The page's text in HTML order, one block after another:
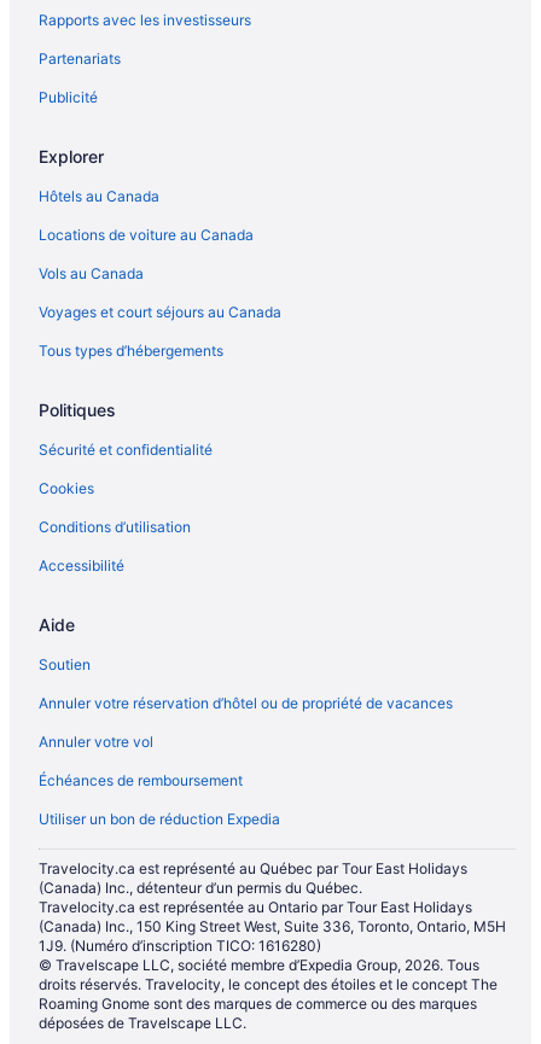
Rapports avec les investisseurs
Partenariats
Publicité
Explorer
Hôtels au Canada
Locations de voiture au Canada
Vols au Canada
Voyages et court séjours au Canada
Tous types d’hébergements
Politiques
Sécurité et confidentialité
Cookies
Conditions d’utilisation
Accessibilité
Aide
Soutien
Annuler votre réservation d’hôtel ou de propriété de vacances
Annuler votre vol
Échéances de remboursement
Utiliser un bon de réduction Expedia
Travelocity.ca est représenté au Québec par Tour East Holidays
(Canada) Inc., détenteur d’un permis du Québec.
Travelocity.ca est représentée au Ontario par Tour East Holidays
(Canada) Inc., 150 King Street West, Suite 336, Toronto, Ontario, M5H
1J9. (Numéro d’inscription TICO: 1616280)
© Travelscape LLC, société membre d’Expedia Group, 2026. Tous
droits réservés. Travelocity, le concept des étoiles et le concept The
Roaming Gnome sont des marques de commerce ou des marques
déposées de Travelscape LLC.